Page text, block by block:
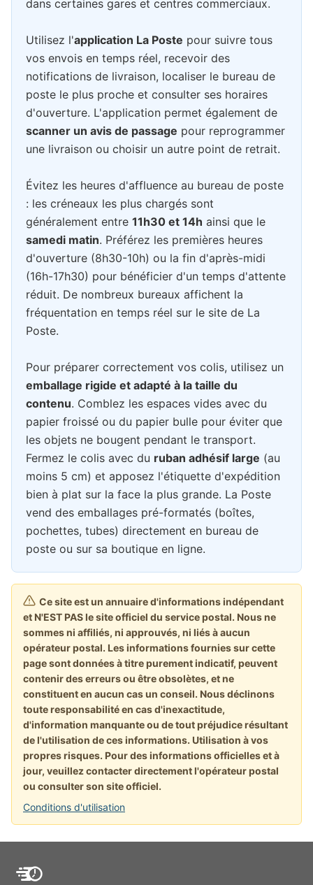
dans certaines gares et centres commerciaux.
Utilisez l'application La Poste pour suivre tous
vos envois en temps réel, recevoir des
notifications de livraison, localiser le bureau de
poste le plus proche et consulter ses horaires
d'ouverture. L'application permet également de
scanner un avis de passage pour reprogrammer
une livraison ou choisir un autre point de retrait.
Évitez les heures d'affluence au bureau de poste
: les créneaux les plus chargés sont
généralement entre 11h30 et 14h ainsi que le
samedi matin. Préférez les premières heures
d'ouverture (8h30-10h) ou la fin d'après-midi
(16h-17h30) pour bénéficier d'un temps d'attente
réduit. De nombreux bureaux affichent la
fréquentation en temps réel sur le site de La
Poste.
Pour préparer correctement vos colis, utilisez un
emballage rigide et adapté à la taille du
contenu. Comblez les espaces vides avec du
papier froissé ou du papier bulle pour éviter que
les objets ne bougent pendant le transport.
Fermez le colis avec du ruban adhésif large (au
moins 5 cm) et apposez l'étiquette d'expédition
bien à plat sur la face la plus grande. La Poste
vend des emballages pré-formatés (boîtes,
pochettes, tubes) directement en bureau de
poste ou sur sa boutique en ligne.
Ce site est un annuaire d'informations indépendant
et N'EST PAS le site officiel du service postal. Nous ne
sommes ni affiliés, ni approuvés, ni liés à aucun
opérateur postal. Les informations fournies sur cette
page sont données à titre purement indicatif, peuvent
contenir des erreurs ou être obsolètes, et ne
constituent en aucun cas un conseil. Nous déclinons
toute responsabilité en cas d'inexactitude,
d'information manquante ou de tout préjudice résultant
de l'utilisation de ces informations. Utilisation à vos
propres risques. Pour des informations officielles et à
jour, veuillez contacter directement l'opérateur postal
ou consulter son site officiel.
Conditions d'utilisation